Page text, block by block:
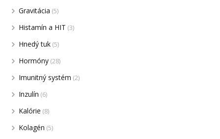
Gravitácia (5)
Histamín a HIT (3)
Hnedý tuk (5)
Hormóny (28)
Imunitný systém (2)
Inzulín (6)
Kalórie (8)
Kolagén (5)